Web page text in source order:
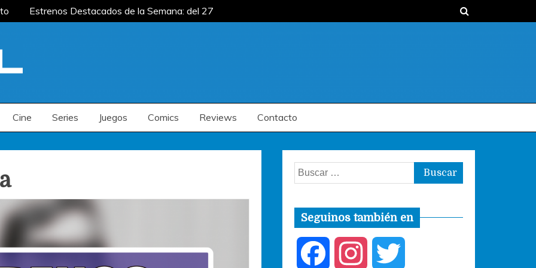
Estrenos Destacados de la Semana: del 27
Cine Series Juegos Comics Reviews Contacto
Buscar:
Seguinos también en